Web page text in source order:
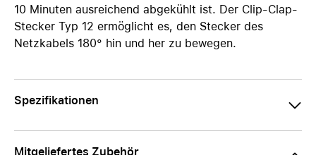
10 Minuten ausreichend abgekühlt ist. Der Clip-Clap-
Stecker Typ 12 ermöglicht es, den Stecker des
Netzkabels 180° hin und her zu bewegen.
Spezifikationen
Mitgeliefertes Zubehör